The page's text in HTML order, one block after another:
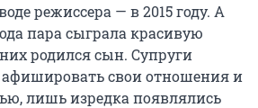
режиссера — в 2015 году. А
пара сыграла красивую
родился сын. Супруги
свои отношения и
лишь изредка появлялись